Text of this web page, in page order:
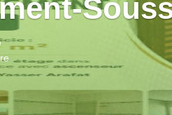
Type
Nature
Prix :
Ville : Sousse